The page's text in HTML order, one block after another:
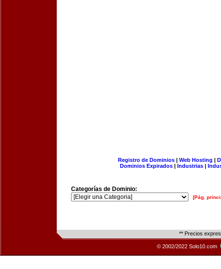
Registro de Dominios| Web Hosting |
Dominios Expirados | Industrias |
Categorías de Dominio:
[Pág.
** Precios
© 2002/2022 Solo10.com